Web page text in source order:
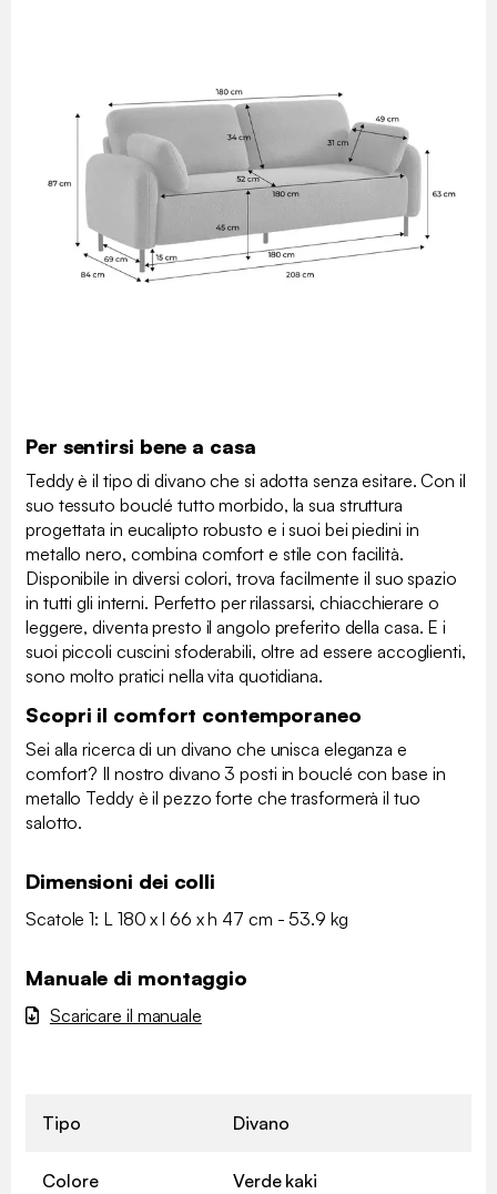
Per sentirsi bene a casa
Teddy è il tipo di divano che si adotta senza esitare. Con il
suo tessuto bouclé tutto morbido, la sua struttura
progettata in eucalipto robusto e i suoi bei piedini in
metallo nero, combina comfort e stile con facilità.
Disponibile in diversi colori, trova facilmente il suo spazio
in tutti gli interni. Perfetto per rilassarsi, chiacchierare o
leggere, diventa presto il angolo preferito della casa. E i
suoi piccoli cuscini sfoderabili, oltre ad essere accoglienti,
sono molto pratici nella vita quotidiana.
Scopri il comfort contemporaneo
Sei alla ricerca di un divano che unisca eleganza e
comfort? Il nostro divano 3 posti in bouclé con base in
metallo Teddy è il pezzo forte che trasformerà il tuo
salotto.
Dimensioni dei colli
Scatole 1: L 180 x l 66 x h 47 cm - 53.9 kg
Manuale di montaggio
Scaricare il manuale
Tipo Divano
Colore Verde kaki